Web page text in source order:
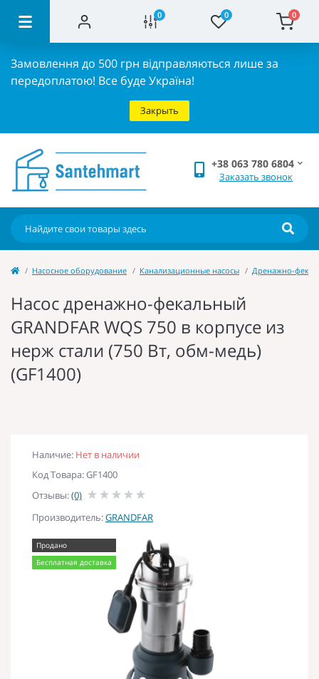
0 0 0
Замовлення до 500 грн відправляються лише за
передоплатою! Все буде Україна!
Закрыть
+38 063 780 6804
Заказать звонок
Насосное оборудование Канализационные насосы Дренажно-
Насос дренажно-фекальный
GRANDFAR WQS 750 в корпусе из
нерж стали (750 Вт, обм-медь)
(GF1400)
Наличие: Нет в наличии
Код Товара: GF1400
Отзывы:(0)
Производитель:GRANDFAR
Продано
Бесплатная доставка